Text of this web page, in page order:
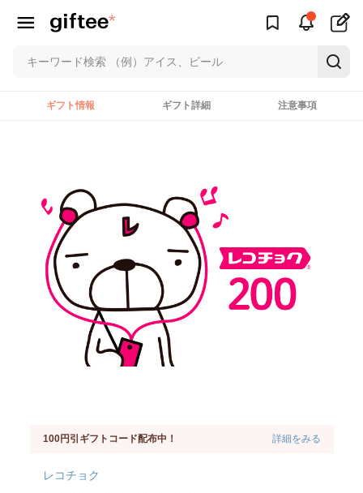
ギフト情報 ギフト詳細 注意事項
100円引ギフトコード配布中！ 詳細をみる
レコチョク